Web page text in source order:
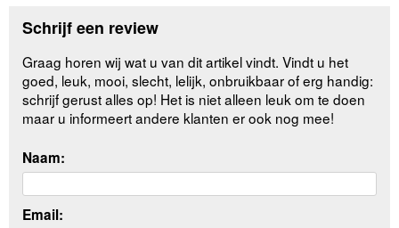
Schrijf een review
Graag horen wij wat u van dit artikel vindt. Vindt u het
goed, leuk, mooi, slecht, lelijk, onbruikbaar of erg handig:
schrijf gerust alles op! Het is niet alleen leuk om te doen
maar u informeert andere klanten er ook nog mee!
Naam:
Email: